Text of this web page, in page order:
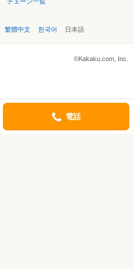
繁體中文 한국어 日本語
©Kakaku.com, Inc.
電話